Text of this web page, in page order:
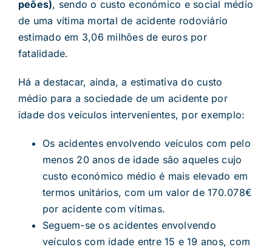
peões), sendo o custo económico e social médio
de uma vítima mortal de acidente rodoviário
estimado em 3,06 milhões de euros por
fatalidade.
Há a destacar, ainda, a estimativa do custo
médio para a sociedade de um acidente por
idade dos veículos intervenientes, por exemplo:
Os acidentes envolvendo veículos com pelo
menos 20 anos de idade são aqueles cujo
custo económico médio é mais elevado em
termos unitários, com um valor de 170.078€
por acidente com vítimas.
Seguem-se os acidentes envolvendo
veículos com idade entre 15 e 19 anos, com